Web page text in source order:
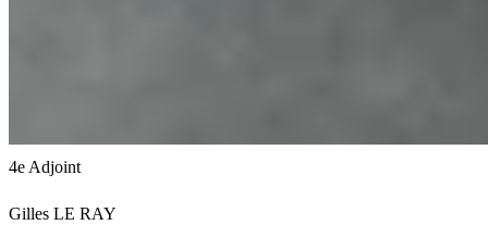
4e Adjoint
Gilles LE RAY